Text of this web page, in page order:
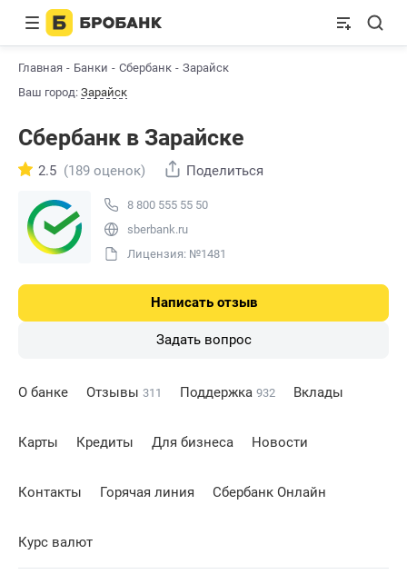
Главная Банки Сбербанк
Зарайск
Ваш город: Зарайск
Сбербанк в Зарайске
8 800 555 55 50
sberbank.ru
Лицензия: №1481
2.5 (189 оценок) Поделиться
Написать отзыв
Задать вопрос
О банке Отзывы 311 Поддержка 932 Вклады
Карты Кредиты Для бизнеса Новости
Контакты Горячая линия Сбербанк Онлайн
Курс валют